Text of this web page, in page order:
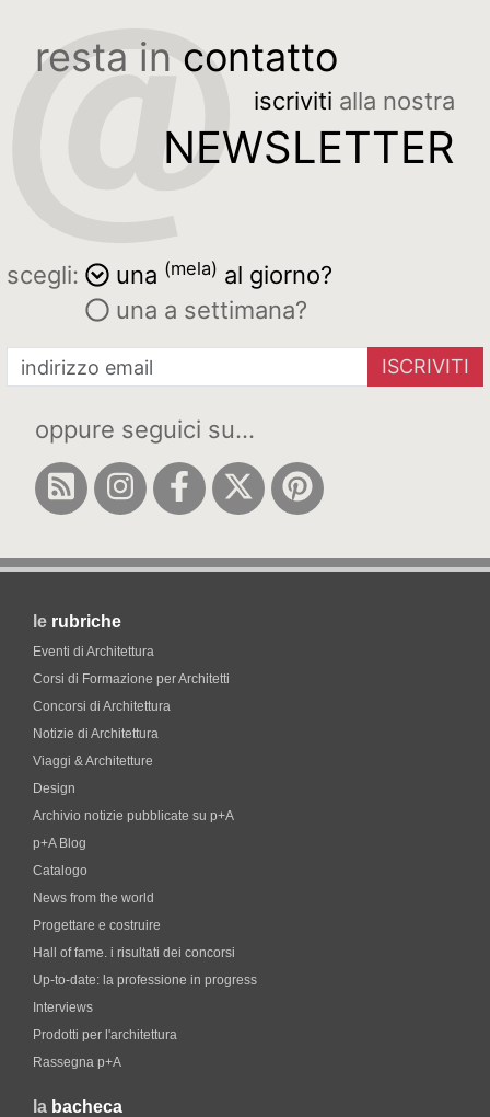
resta in contatto
iscriviti alla nostra
NEWSLETTER
scegli: una (mela) al giorno?
una a settimana?
ISCRIVITI
oppure seguici su...
le rubriche
Eventi di Architettura
Corsi di Formazione per Architetti
Concorsi di Architettura
Notizie di Architettura
Viaggi & Architetture
Design
Archivio notizie pubblicate su p+A
p+A Blog
Catalogo
News from the world
Progettare e costruire
Hall of fame. i risultati dei concorsi
Up-to-date: la professione in progress
Interviews
Prodotti per l'architettura
Rassegna p+A
la bacheca